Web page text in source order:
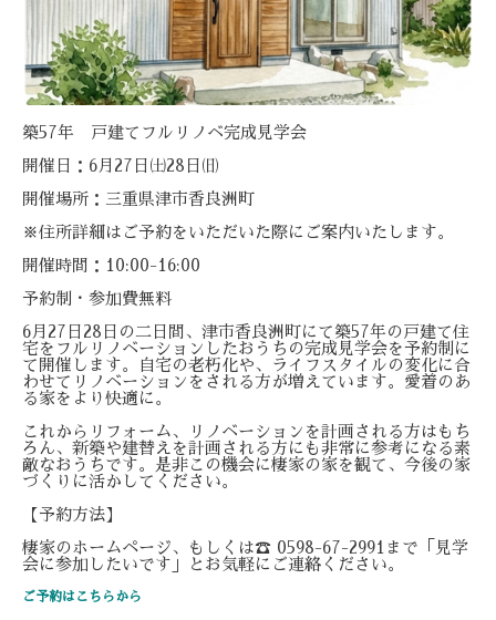
築57年 戸建てフルリノベ完成見学会
開催日：6月27日㈯28日㈰
開催場所：三重県津市香良洲町
※住所詳細はご予約をいただいた際にご案内いたします。
開催時間：10:00-16:00
予約制・参加費無料
6月27日28日の二日間、津市香良洲町にて築57年の戸建て住
宅をフルリノベーションしたおうちの完成見学会を予約制に
て開催します。自宅の老朽化や、ライフスタイルの変化に合
わせてリノベーションをされる方が増えています。愛着のあ
る家をより快適に。
これからリフォーム、リノベーションを計画される方はもち
ろん、新築や建替えを計画される方にも非常に参考になる素
敵なおうちです。是非この機会に棲家の家を観て、今後の家
づくりに活かしてください。
【予約方法】
棲家のホームページ、もしくは☎ 0598-67-2991まで「見学
会に参加したいです」とお気軽にご連絡ください。
ご予約はこちらから